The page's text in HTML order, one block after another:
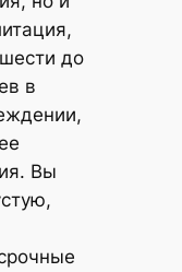
до
в
Вы